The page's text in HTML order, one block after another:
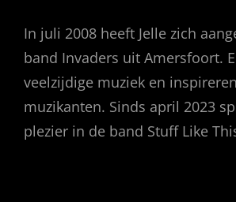
In juli 2008 heeft Jelle zich
band Invaders uit Amersfoort.
veelzijdige muziek en
muzikanten. Sinds april 2023
plezier in de band Stuff Like